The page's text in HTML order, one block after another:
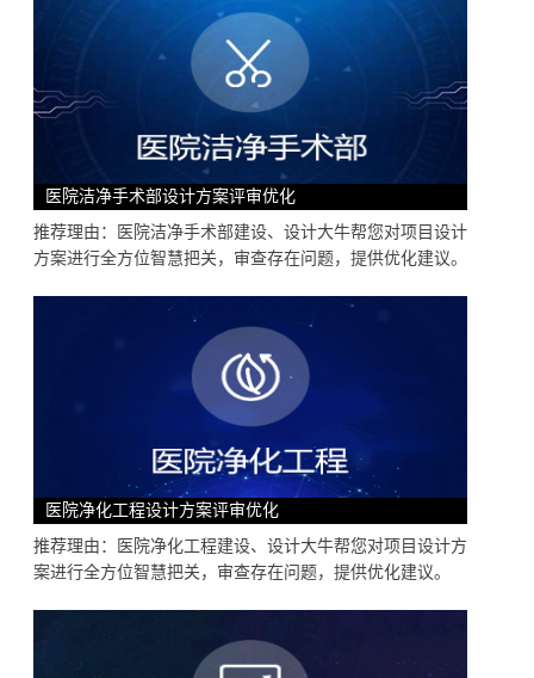
医院洁净手术部设计方案评审优化
推荐理由：医院洁净手术部建设、设计大牛帮您对项目设计
方案进行全方位智慧把关，审查存在问题，提供优化建议。
医院净化工程设计方案评审优化
推荐理由：医院净化工程建设、设计大牛帮您对项目设计方
案进行全方位智慧把关，审查存在问题，提供优化建议。